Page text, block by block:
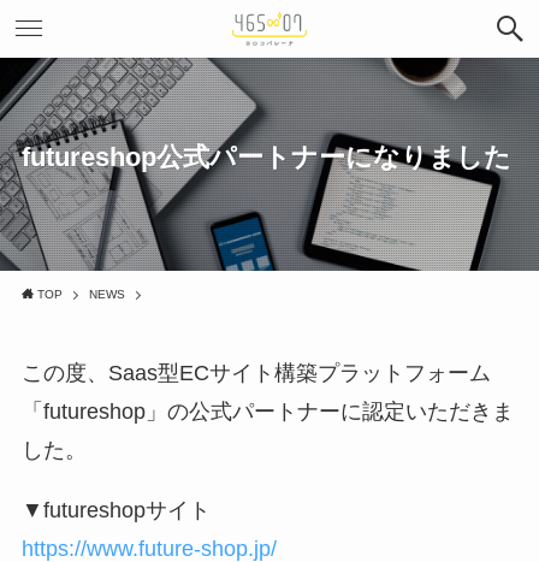
futureshop公式パートナーになりました
TOP NEWS
この度、Saas型ECサイト構築プラットフォーム
「futureshop」の公式パートナーに認定いただきま
した。
▼futureshopサイト
https://www.future-shop.jp/